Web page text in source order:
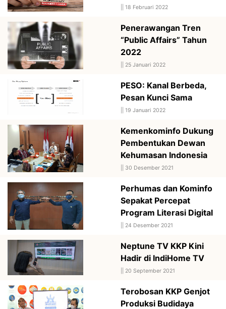
18 Februari 2022
Penerawangan Tren
“Public Affairs” Tahun
2022
25 Januari 2022
PESO: Kanal Berbeda,
Pesan Kunci Sama
19 Januari 2022
Kemenkominfo Dukung
Pembentukan Dewan
Kehumasan Indonesia
30 Desember 2021
Perhumas dan Kominfo
Sepakat Percepat
Program Literasi Digital
24 Desember 2021
Neptune TV KKP Kini
Hadir di IndiHome TV
20 September 2021
Terobosan KKP Genjot
Produksi Budidaya